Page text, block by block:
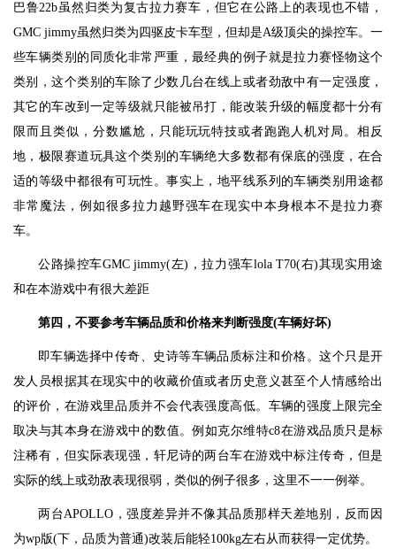
巴鲁22b虽然归类为复古拉力赛车，但它在公路上的表现也不错，
GMC jimmy虽然归类为四驱皮卡车型，但却是A级顶尖的操控车。一
些车辆类别的同质化非常严重，最经典的例子就是拉力赛怪物这个
类别，这个类别的车除了少数几台在线上或者劲敌中有一定强度，
其它的车改到一定等级就只能被吊打，能改装升级的幅度都十分有
限而且类似，分数尴尬，只能玩玩特技或者跑跑人机对局。相反
地，极限赛道玩具这个类别的车辆绝大多数都有保底的强度，在合
适的等级中都很有可玩性。事实上，地平线系列的车辆类别用途都
非常魔法，例如很多拉力越野强车在现实中本身根本不是拉力赛
车。
公路操控车GMC jimmy(左)，拉力强车lola T70(右)其现实用途
和在本游戏中有很大差距
第四，不要参考车辆品质和价格来判断强度(车辆好坏)
即车辆选择中传奇、史诗等车辆品质标注和价格。这个只是开
发人员根据其在现实中的收藏价值或者历史意义甚至个人情感给出
的评价，在游戏里品质并不会代表强度高低。车辆的强度上限完全
取决与其本身在游戏中的数值。例如克尔维特c8在游戏品质只是标
注稀有，但实际表现强，轩尼诗的两台车在游戏中标注传奇，但是
实际的线上或劲敌表现很弱，类似的例子很多，这里不一一例举。
两台APOLLO，强度差异并不像其品质那样天差地别，反而因
为wp版(下，品质为普通)改装后能轻100kg左右从而获得一定优势。